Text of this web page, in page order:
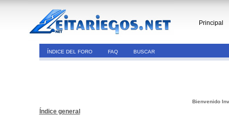
Principal
ÍNDICE DEL FORO FAQ BUSCAR
Bienvenido
Índice general